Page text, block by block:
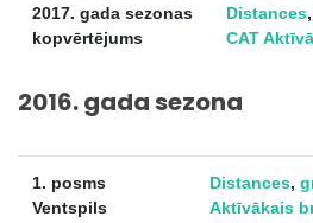
2017. gada sezonas
kopvērtējums
Distances,
CAT
2016. gada sezona
1. posms
Ventspils
Distances,
Aktīvākais